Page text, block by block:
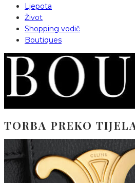
Ljepota
Život
Shopping vodič
Boutiques
TORBA PREKO